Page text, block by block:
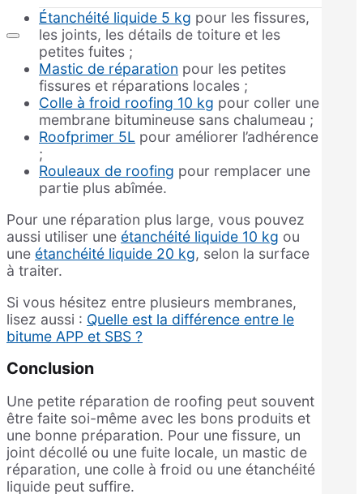
Étanchéité liquide 5 kg pour les fissures,
les joints, les détails de toiture et les
petites fuites ;
Mastic de réparation pour les petites
fissures et réparations locales ;
Colle à froid roofing 10 kg pour coller une
membrane bitumineuse sans chalumeau ;
Roofprimer 5L pour améliorer l’adhérence
;
Rouleaux de roofing pour remplacer une
partie plus abîmée.
Pour une réparation plus large, vous pouvez
aussi utiliser une étanchéité liquide 10 kg ou
une étanchéité liquide 20 kg, selon la surface
à traiter.
Si vous hésitez entre plusieurs membranes,
lisez aussi : Quelle est la différence entre le
bitume APP et SBS ?
Conclusion
Une petite réparation de roofing peut souvent
être faite soi-même avec les bons produits et
une bonne préparation. Pour une fissure, un
joint décollé ou une fuite locale, un mastic de
réparation, une colle à froid ou une étanchéité
liquide peut suffire.